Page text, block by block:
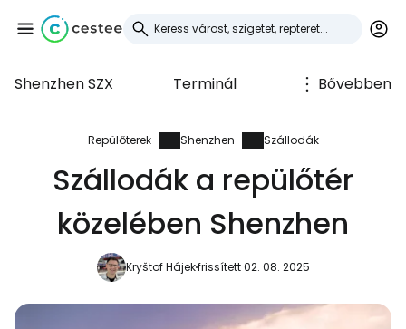
Shenzhen SZX Terminál Bővebben
Repülőterek Shenzhen Szállodák
Szállodák a repülőtér
közelében Shenzhen
Kryštof Hájekfrissített 02. 08. 2025
Bejelentkezés a
Cestee-be
... az utazási közösség világszerte
Folytatás a Facebookkal